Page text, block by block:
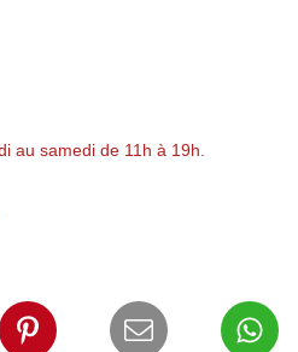
au samedi de 11h à 19h.